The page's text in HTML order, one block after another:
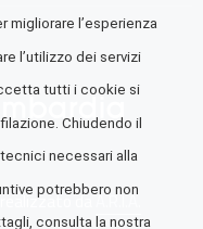
daA.R.I.A.
migliorare l’esperienza
l’utilizzo dei servizi
tutti i cookie si
Chiudendo il
necessari alla
potrebbero non
consulta la nostra